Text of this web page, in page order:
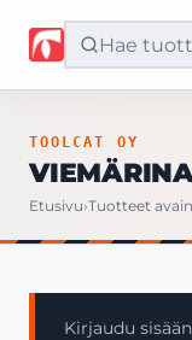
Etusivu
Yritys
TOOLCAT OY
Etusivu›Tuotteet
Kirjaudu